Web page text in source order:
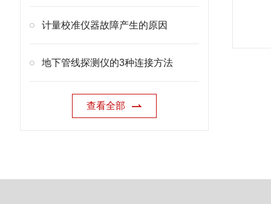
计量校准仪器故障产生的原因
地下管线探测仪的3种连接方法
查看全部